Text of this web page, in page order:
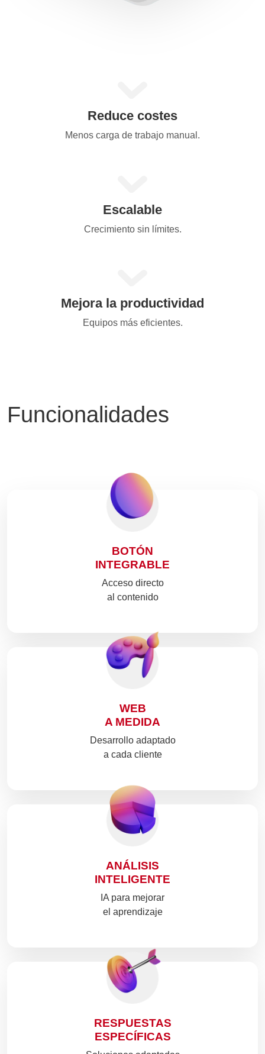
Reduce costes
Menos carga de trabajo manual.
Escalable
Crecimiento sin límites.
Mejora la productividad
Equipos más eficientes.
Funcionalidades
BOTÓN
INTEGRABLE
Acceso directo
al contenido
WEB
A MEDIDA
Desarrollo adaptado
a cada cliente
ANÁLISIS
INTELIGENTE
IA para mejorar
el aprendizaje
RESPUESTAS
ESPECÍFICAS